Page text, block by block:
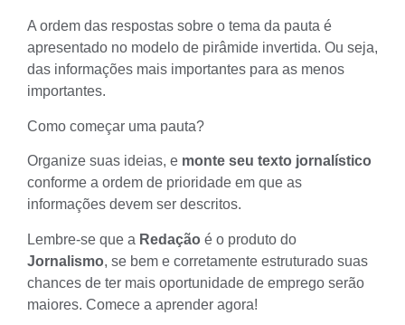
A ordem das respostas sobre o tema da pauta é
apresentado no modelo de pirâmide invertida. Ou seja,
das informações mais importantes para as menos
importantes.
Como começar uma pauta?
Organize suas ideias, e monte seu texto jornalístico
conforme a ordem de prioridade em que as
informações devem ser descritos.
Lembre-se que a Redação é o produto do
Jornalismo, se bem e corretamente estruturado suas
chances de ter mais oportunidade de emprego serão
maiores. Comece a aprender agora!